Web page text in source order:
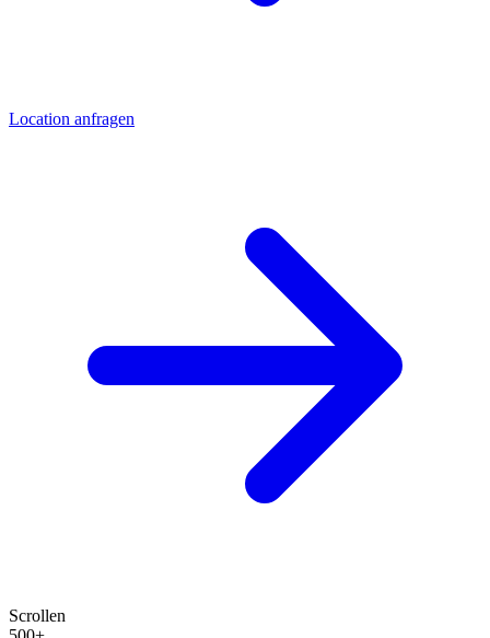
Location anfragen
Scrollen